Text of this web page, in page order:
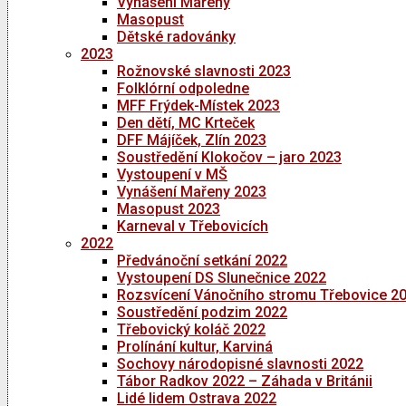
Masopust
Dětské radovánky
2023
Rožnovské slavnosti 2023
Folklórní odpoledne
MFF Frýdek-Místek 2023
Den dětí, MC Krteček
DFF Májíček, Zlín 2023
Soustředění Klokočov – jaro 2023
Vystoupení v MŠ
Vynášení Mařeny 2023
Masopust 2023
Karneval v Třebovicích
2022
Předvánoční setkání 2022
Vystoupení DS Slunečnice 2022
Rozsvícení Vánočního stromu Třebovice
Soustředění podzim 2022
Třebovický koláč 2022
Prolínání kultur, Karviná
Sochovy národopisné slavnosti 2022
Tábor Radkov 2022 – Záhada v Británii
Lidé lidem Ostrava 2022